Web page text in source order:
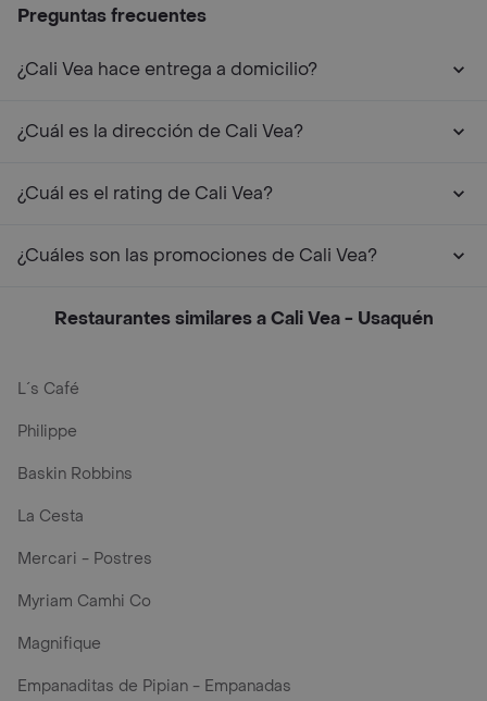
Preguntas frecuentes
¿Cali Vea hace entrega a domicilio?
¿Cuál es la dirección de Cali Vea?
¿Cuál es el rating de Cali Vea?
¿Cuáles son las promociones de Cali Vea?
Restaurantes similares a Cali Vea - Usaquén
L´s Café
Philippe
Baskin Robbins
La Cesta
Mercari - Postres
Myriam Camhi Co
Magnifique
Empanaditas de Pipian - Empanadas